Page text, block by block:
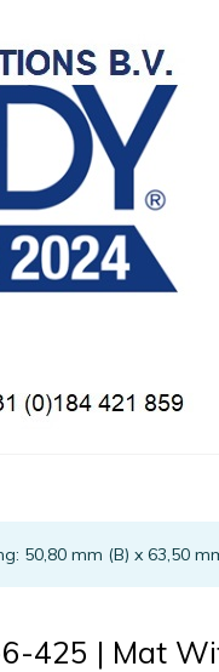
50,80 mm (B) x 63,50
425 | Mat